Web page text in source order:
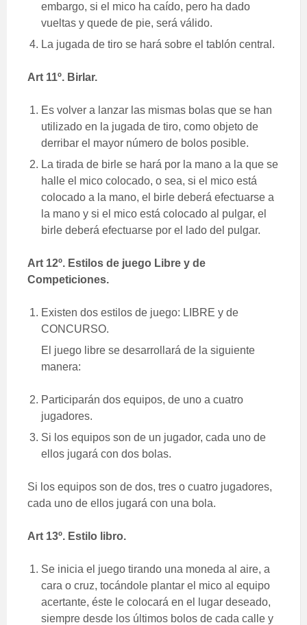
embargo, si el mico ha caído, pero ha dado
vueltas y quede de pie, será válido.
La jugada de tiro se hará sobre el tablón central.
Art 11º. Birlar.
Es volver a lanzar las mismas bolas que se han
utilizado en la jugada de tiro, como objeto de
derribar el mayor número de bolos posible.
La tirada de birle se hará por la mano a la que se
halle el mico colocado, o sea, si el mico está
colocado a la mano, el birle deberá efectuarse a
la mano y si el mico está colocado al pulgar, el
birle deberá efectuarse por el lado del pulgar.
Art 12º. Estilos de juego Libre y de
Competiciones.
Existen dos estilos de juego: LIBRE y de
CONCURSO.
El juego libre se desarrollará de la siguiente
manera:
Participarán dos equipos, de uno a cuatro
jugadores.
Si los equipos son de un jugador, cada uno de
ellos jugará con dos bolas.
Si los equipos son de dos, tres o cuatro jugadores,
cada uno de ellos jugará con una bola.
Art 13º. Estilo libro.
Se inicia el juego tirando una moneda al aire, a
cara o cruz, tocándole plantar el mico al equipo
acertante, éste le colocará en el lugar deseado,
siempre desde los últimos bolos de cada calle y